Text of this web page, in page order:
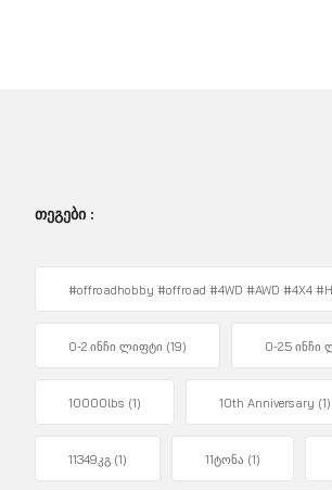
ᲗᲔᲒᲔᲑᲘ :
#offroadhobby #offroad #4WD #AWD #4X4
0-2 ინჩი ლიფტი (19) 0-2.5 ინჩი
10000lbs (1) 10th Anniversary (1)
11349კგ (1) 11ტონა (1)